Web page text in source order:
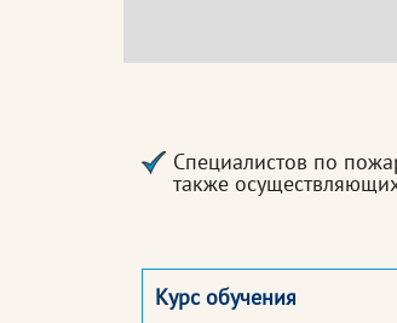
Специалистов по
также
Курс обучения